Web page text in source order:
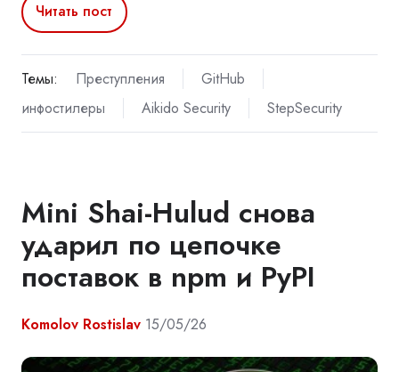
Читать пост
Темы: Преступления
GitHub
инфостилеры
Aikido Security StepSecurity
Mini Shai-Hulud снова
ударил по цепочке
поставок в npm и PyPI
Komolov Rostislav 15/05/26